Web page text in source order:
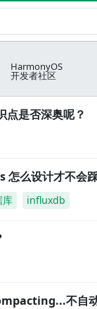
HarmonyOS
开发者社区
点是否深奥呢？
么设计才不会
库 influxdb
不自